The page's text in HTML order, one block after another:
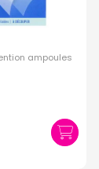
ampoules